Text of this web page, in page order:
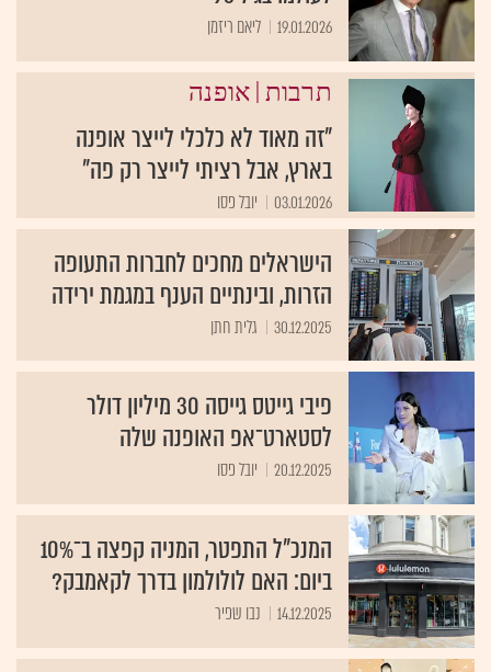
19.01.2026 ליאם ריזמן
תרבות | אופנה
"זה מאוד לא כלכלי לייצר אופנה
בארץ, אבל רציתי לייצר רק פה"
03.01.2026 יובל פסו
הישראלים מחכים לחברות התעופה
הזרות, ובינתיים הענף במגמת ירידה
30.12.2025 גלית חתן
פיבי גייטס גייסה 30 מיליון דולר
לסטארט־אפ האופנה שלה
20.12.2025 יובל פסו
המנכ"ל התפטר, המניה קפצה ב־10%
ביום: האם לולולמון בדרך לקאמבק?
14.12.2025 נבו שפיר